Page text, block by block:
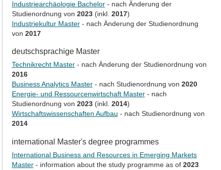
Industriearchäologie Bachelor- nach Änderung der
Studienordnung von 2023(inkl. 2017)
Industriekultur Master- nach Änderung der Studienordnung
von 2017
deutschsprachige Master
Technikrecht Master- nach Änderung der Studienordnung von
2016
Business Analytics Master- nach Studienordnung von 2020
Energie- und Ressourcenwirtschaft Master- nach
Studienordnung von 2023(inkl. 2014)
Wirtschaftswissenschaften Aufbau - nach Studienordnung von
2014
international Master's degree programmes
International Business and Resources in Emerging Markets
Master- information about the study programme as of 2023